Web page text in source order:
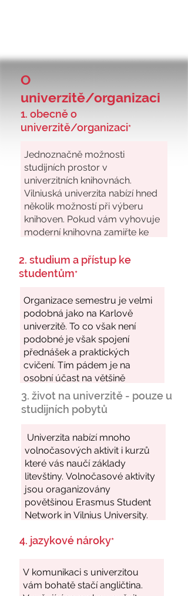
O
univerzitě/organizaci
1. obecně o
univerzitě/organizaci*
2. studium a přístup ke
studentům*
3. život na univerzitě - pouze u
studijních pobytů
4. jazykové nároky*